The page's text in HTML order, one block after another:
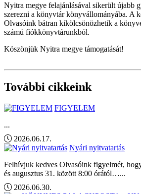
Nyitra megye felajánlásával sikerült újabb
szerezni a könyvtár könyvállományába. A
Olvasóink bátran kikölcsönözhetik a
számú fiókkönyvtárunkból.
Köszönjük Nyitra megye támogatását!
További cikkeink
FIGYELEM
...
2026.06.17.
Nyári nyitvatartás
Felhívjuk kedves Olvasóink figyelmét,
és augusztus 31. között 8:00 órától…...
2026.06.30.